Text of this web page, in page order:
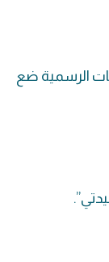
الرسمية ضع